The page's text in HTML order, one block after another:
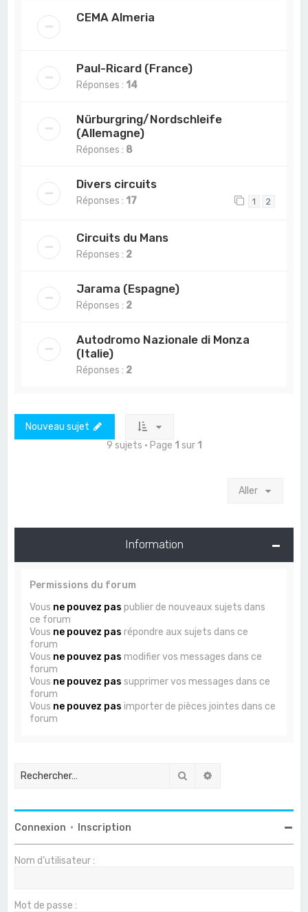
CEMA Almeria
Paul-Ricard (France)
Réponses : 14
Nürburgring/Nordschleife
(Allemagne)
Réponses : 8
Divers circuits
Réponses : 17 1 2
Circuits du Mans
Réponses : 2
Jarama (Espagne)
Réponses : 2
Autodromo Nazionale di Monza
(Italie)
Réponses : 2
Nouveau sujet
9 sujets • Page 1 sur 1
Aller
Information
Permissions du forum
Vous ne pouvez pas publier de nouveaux sujets dans
ce forum
Vous ne pouvez pas répondre aux sujets dans ce
forum
Vous ne pouvez pas modifier vos messages dans ce
forum
Vous ne pouvez pas supprimer vos messages dans ce
forum
Vous ne pouvez pas importer de pièces jointes dans ce
forum
Rechercher
Connexion • Inscription
Nom d’utilisateur :
Mot de passe :